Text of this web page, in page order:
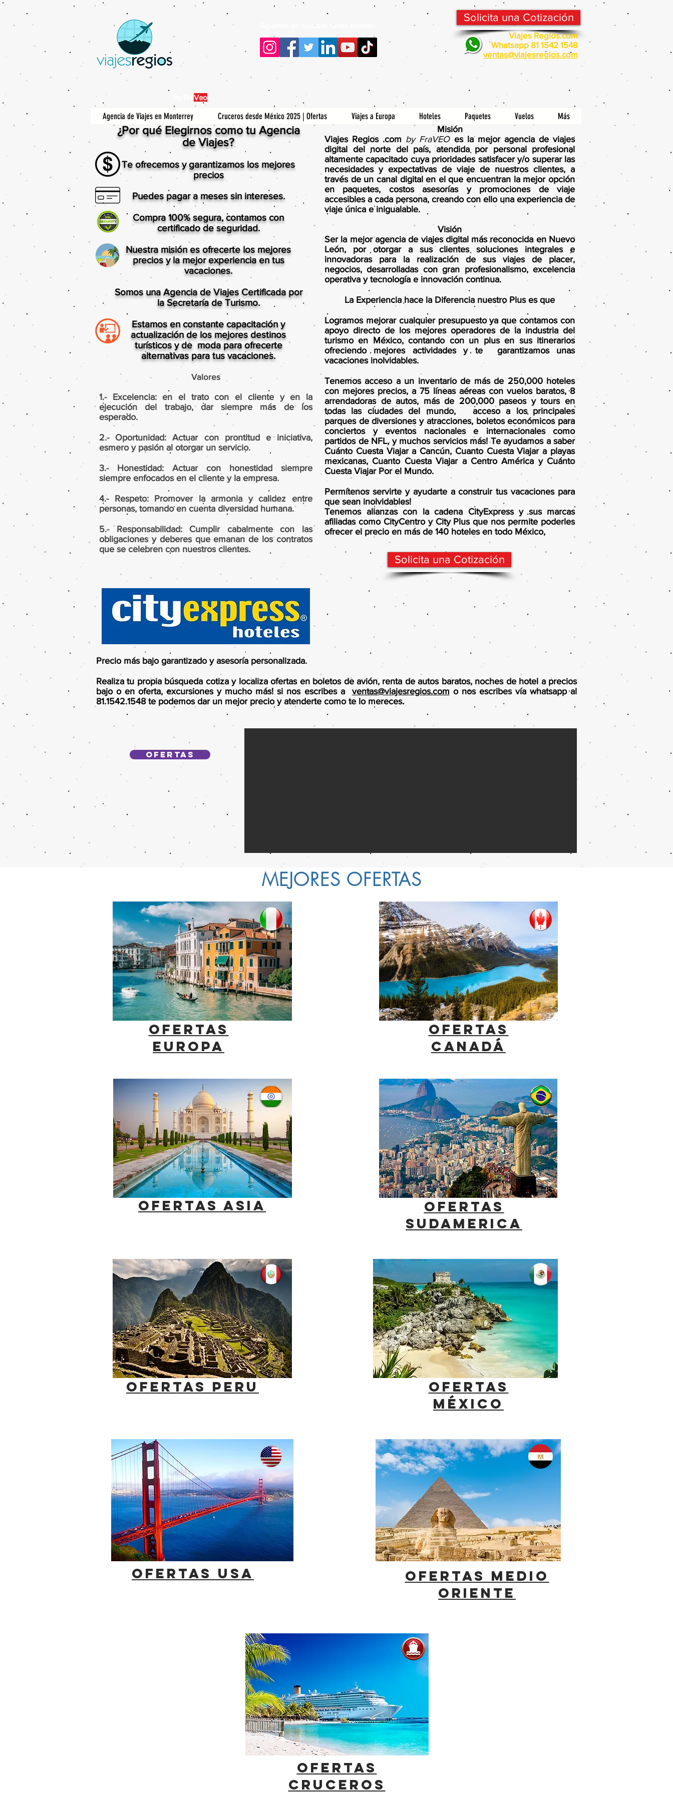
Solicita una Cotización
Viajes Regios.com
Whatsapp 81 1542 1548
ventas@viajesregios.com
Siguenos en nuestras redes sociales:
Veo
Agencia de Viajes en Monterrey Cruceros desde México 2025 | Ofertas Viajes a Europa Hoteles Paquetes Vuelos Más
¿Por qué Elegirnos como tu Agencia
de Viajes?
Te ofrecemos y garantizamos los mejores
precios
Puedes pagar a meses sin intereses.
Compra 100% segura, contamos con
certificado de seguridad.
Nuestra misión es ofrecerte los mejores
precios y la mejor experiencia en tus
vacaciones.
Somos una Agencia de Viajes Certificada por
la Secretaría de Turismo.
Estamos en constante capacitación y
actualización de los mejores destinos
turísticos y de moda para ofrecerte
alternativas para tus vacaciones.
Valores
1.- Excelencia: en el trato con el cliente y en la
ejecución del trabajo, dar siempre más de los
esperado.
2.- Oportunidad: Actuar con prontitud e iniciativa,
esmero y pasión al otorgar un servicio.
3.- Honestidad: Actuar con honestidad siempre
siempre enfocados en el cliente y la empresa.
4.- Respeto: Promover la armonia y calidez entre
personas, tomando en cuenta diversidad humana.
5.- Responsabilidad: Cumplir cabalmente con las
obligaciones y deberes que emanan de los contratos
que se celebren con nuestros clientes.
Misión
Viajes Regios .com by FraVEO es la mejor agencia de viajes
digital del norte del país, atendida por personal profesional
altamente capacitado cuya prioridades satisfacer y/o superar las
necesidades y expectativas de viaje de nuestros clientes, a
través de un canal digital en el que encuentran la mejor opción
en paquetes, costos asesorías y promociones de viaje
accesibles a cada persona, creando con ello una experiencia de
viaje única e inigualable.
Visión
Ser la mejor agencia de viajes digital más reconocida en Nuevo
León, por otorgar a sus clientes soluciones integrales e
innovadoras para la realización de sus viajes de placer,
negocios, desarrolladas con gran profesionalismo, excelencia
operativa y tecnología e innovación continua.
La Experiencia hace la Diferencia nuestro Plus es que
Logramos mejorar cualquier presupuesto ya que contamos con
apoyo directo de los mejores operadores de la industria del
turismo en México, contando con un plus en sus itinerarios
ofreciendo mejores actividades y te garantizamos unas
vacaciones inolvidables.
Tenemos acceso a un inventario de más de 250,000 hoteles
con mejores precios, a 75 líneas aéreas con vuelos baratos, 8
arrendadoras de autos, más de 200,000 paseos y tours en
todas las ciudades del mundo, acceso a los principales
parques de diversiones y atracciones, boletos económicos para
conciertos y eventos nacionales e internacionales como
partidos de NFL, y muchos servicios más! Te ayudamos a saber
Cuánto Cuesta Viajar a Cancún, Cuanto Cuesta Viajar a playas
mexicanas, Cuanto Cuesta Viajar a Centro América y Cuánto
Cuesta Viajar Por el Mundo.
Permítenos servirte y ayudarte a construir tus vacaciones para
que sean inolvidables!
Tenemos alianzas con la cadena CityExpress y sus marcas
afiliadas como CityCentro y City Plus que nos permite poderles
ofrecer el precio en más de 140 hoteles en todo México,
Solicita una Cotización
Precio más bajo garantizado y asesoría personalizada.
Realiza tu propia búsqueda cotiza y localiza ofertas en boletos de avión, renta de autos baratos, noches de hotel a precios
bajo o en oferta, excursiones y mucho más! si nos escribes a ventas@viajesregios.com o nos escribes vía whatsapp al
81.1542.1548 te podemos dar un mejor precio y atenderte como te lo mereces.
Ofertas
MEJORES OFERTAS
OFERTAS
EUROPA
OFERTAS ASIA
OFERTAS PERU
OFERTAS USA
OFERTAS
CANADÁ
OFERTAS
SUDAMERICA
OFERTAS
MÉXICO
OFERTAS MEDIO
ORIENTE
OFERTAS
CRUCEROS